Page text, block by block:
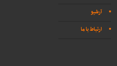
آرشیو
ارتباط با ما